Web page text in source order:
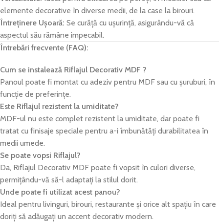
elemente decorative în diverse medii, de la case la birouri.
Întreținere Ușoară: Se curăță cu ușurință, asigurându-vă că
aspectul său rămâne impecabil.
Întrebări frecvente (FAQ):
Cum se instalează Riflajul Decorativ MDF ?
Panoul poate fi montat cu adeziv pentru MDF sau cu șuruburi, în
funcție de preferințe.
Este Riflajul rezistent la umiditate?
MDF-ul nu este complet rezistent la umiditate, dar poate fi
tratat cu finisaje speciale pentru a-i îmbunătăți durabilitatea în
medii umede.
Se poate vopsi Riflajul?
Da, Riflajul Decorativ MDF poate fi vopsit în culori diverse,
permițându-vă să-l adaptați la stilul dorit.
Unde poate fi utilizat acest panou?
Ideal pentru livinguri, birouri, restaurante și orice alt spațiu în care
doriți să adăugați un accent decorativ modern.